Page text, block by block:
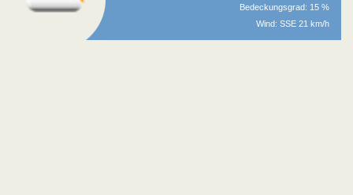
Bedeckungsgrad: 15 %
Wind: SSE 21 km/h